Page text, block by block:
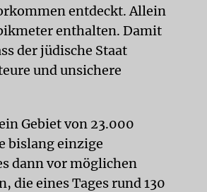
entdeckt. Allein
enthalten. Damit
der jüdische Staat
und unsichere
Gebiet von 23.000
bislang einzige
dann vor möglichen
die eines Tages rund 130